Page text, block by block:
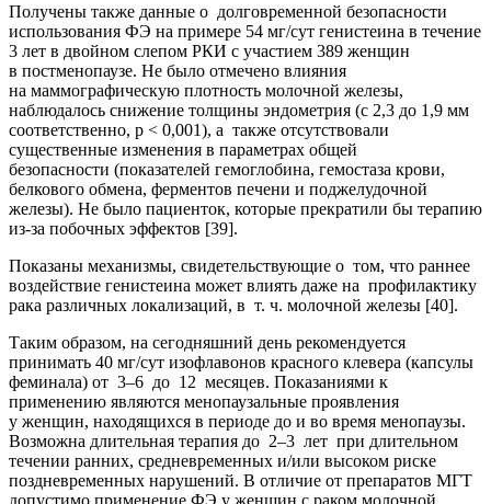
Получены также данные о долговременной безопасности
использования ФЭ на примере 54 мг/сут генистеина в течение
3 лет в двойном слепом РКИ с участием 389 женщин
в постменопаузе. Не было отмечено влияния
на маммографическую плотность молочной железы,
наблюдалось снижение толщины эндометрия (с 2,3 до 1,9 мм
соответственно, p < 0,001), а также отсутствовали
существенные изменения в параметрах общей
безопасности (показателей гемоглобина, гемостаза крови,
белкового обмена, ферментов печени и поджелудочной
железы). Не было пациенток, которые прекратили бы терапию
из-за побочных эффектов [39].
Показаны механизмы, свидетельствующие о том, что раннее
воздействие генистеина может влиять даже на профилактику
рака различных локализаций, в т. ч. молочной железы [40].
Таким образом, на сегодняшний день рекомендуется
принимать 40 мг/сут изофлавонов красного клевера (капсулы
феминала) от 3–6 до 12 месяцев. Показаниями к
применению являются менопаузальные проявления
у женщин, находящихся в периоде до и во время менопаузы.
Возможна длительная терапия до 2–3 лет при длительном
течении ранних, средневременных и/или высоком риске
поздневременных нарушений. В отличие от препаратов МГТ
допустимо применение ФЭ у женщин с раком молочной